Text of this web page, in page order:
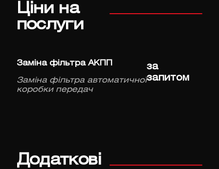
Ціни на
послуги
Заміна фільтра АКПП
Заміна фільтра автоматичної
коробки передач
за
запитом
Додаткові